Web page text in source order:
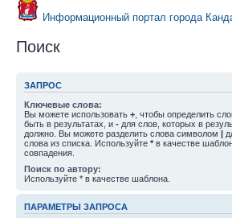
Информационный портал города
Поиск
ЗАПРОС
Ключевые слова:
Вы можете использовать + , чтобы определить
быть в результатах, и - для слов, которых в
должно. Вы можете разделить слова символом |
слова из списка. Используйте * в качестве
совпадения.
Поиск по автору:
Используйте * в качестве шаблона.
ПАРАМЕТРЫ ЗАПРОСА